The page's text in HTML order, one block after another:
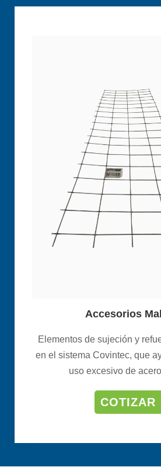
Accesorios
Elementos de sujeción y
en el sistema Covintec, que
uso excesivo de
COTIZAR